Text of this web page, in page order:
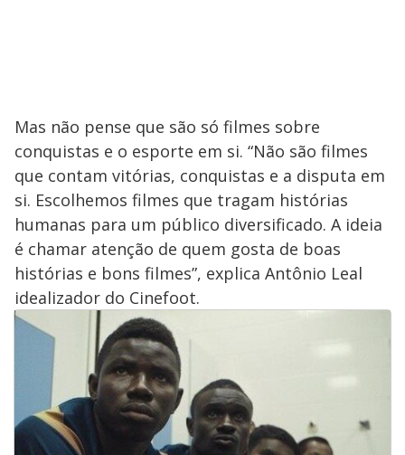
Mas não pense que são só filmes sobre
conquistas e o esporte em si. “Não são filmes
que contam vitórias, conquistas e a disputa em
si. Escolhemos filmes que tragam histórias
humanas para um público diversificado. A ideia
é chamar atenção de quem gosta de boas
histórias e bons filmes”, explica Antônio Leal
idealizador do Cinefoot.